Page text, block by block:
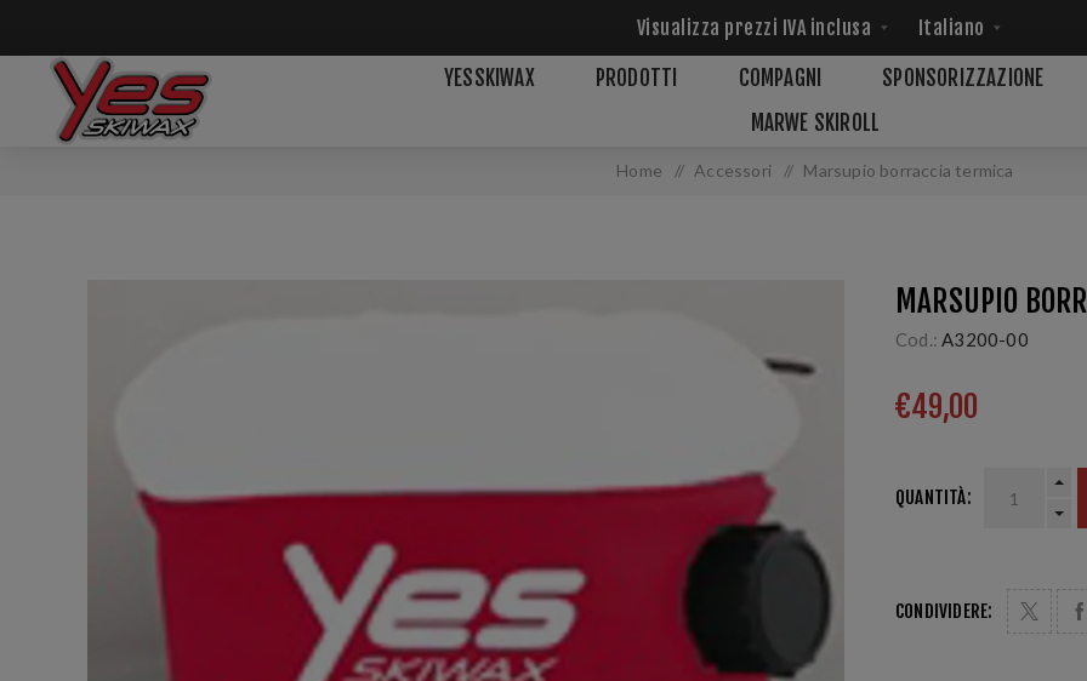
YESSKIWAX PRODOTTI COMPAGNI SPONSORIZZAZIONE
MARWE SKIROLL
Home / Accessori / Marsupio borraccia termica
MARSUPIO
Cod.: A3200-00
€49,00
QUANTITÀ:
CONDIVIDERE: